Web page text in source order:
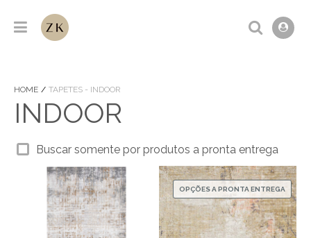
HOME TAPETES - INDOOR
INDOOR
Buscar somente por produtos a pronta entrega
OPÇÕES A PRONTA ENTREGA